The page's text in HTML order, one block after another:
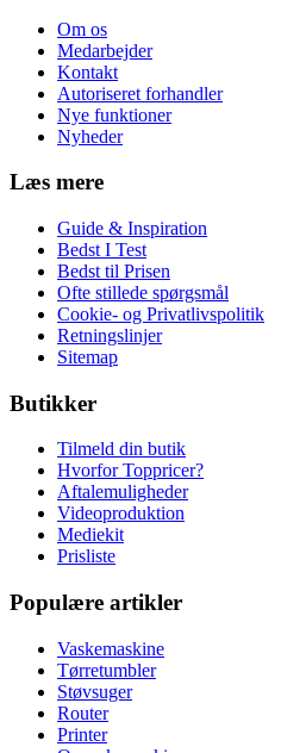
Om os
Medarbejder
Kontakt
Autoriseret forhandler
Nye funktioner
Nyheder
Læs mere
Guide & Inspiration
Bedst I Test
Bedst til Prisen
Ofte stillede spørgsmål
Cookie- og Privatlivspolitik
Retningslinjer
Sitemap
Butikker
Tilmeld din butik
Hvorfor Toppricer?
Aftalemuligheder
Videoproduktion
Mediekit
Prisliste
Populære artikler
Vaskemaskine
Tørretumbler
Støvsuger
Router
Printer